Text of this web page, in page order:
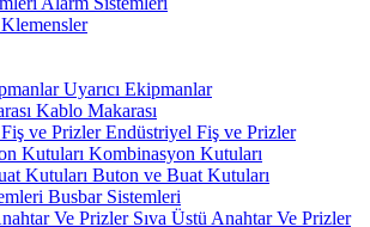
Klemensler
Uyarıcı Ekipmanlar
Kablo Makarası
Endüstriyel Fiş ve Prizler
Kombinasyon Kutuları
Buton ve Buat Kutuları
Busbar Sistemleri
Sıva Üstü Anahtar Ve Prizler